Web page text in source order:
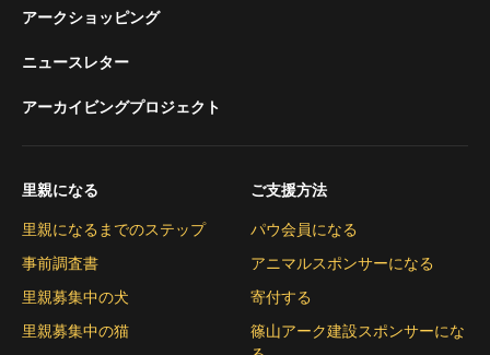
アークショッピング
ニュースレター
アーカイビングプロジェクト
里親になる
里親になるまでのステップ
事前調査書
里親募集中の犬
里親募集中の猫
ご支援方法
パウ会員になる
アニマルスポンサーになる
寄付する
篠山アーク建設スポンサーにな